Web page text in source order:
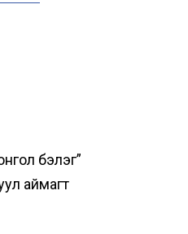
бэлэг”
аймагт